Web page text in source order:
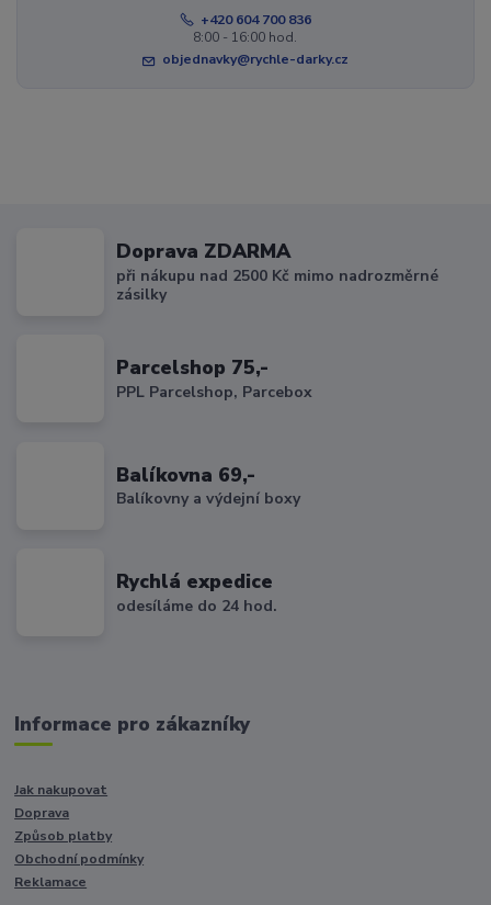
+420 604 700 836
8:00 - 16:00 hod.
objednavky@rychle-darky.cz
Doprava ZDARMA
při nákupu nad 2500 Kč mimo nadrozměrné
zásilky
Parcelshop 75,-
PPL Parcelshop, Parcebox
Balíkovna 69,-
Balíkovny a výdejní boxy
Rychlá expedice
odesíláme do 24 hod.
Informace pro zákazníky
Jak nakupovat
Doprava
Způsob platby
Obchodní podmínky
Reklamace